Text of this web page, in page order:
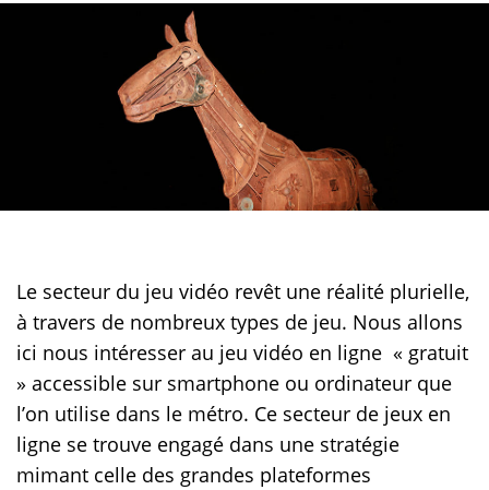
Le secteur du jeu vidéo revêt une réalité plurielle,
à travers de nombreux types de jeu. Nous allons
ici nous intéresser au jeu vidéo en ligne « gratuit
» accessible sur smartphone ou ordinateur que
l’on utilise dans le métro. Ce secteur de jeux en
ligne se trouve engagé dans une stratégie
mimant celle des grandes plateformes